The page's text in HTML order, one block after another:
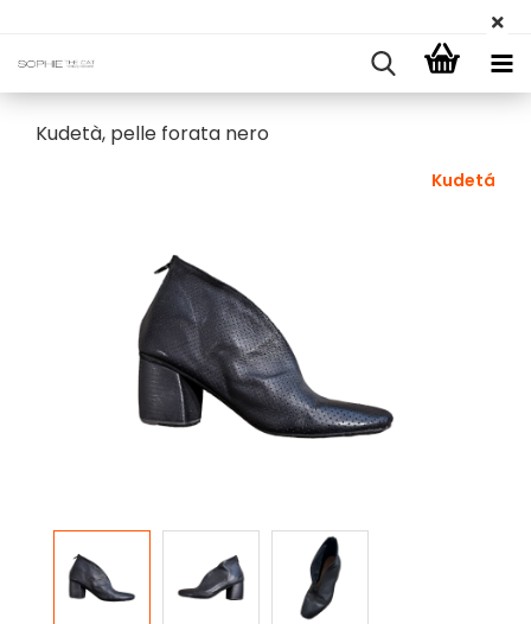
Kudetà, pelle forata nero
Kudetá